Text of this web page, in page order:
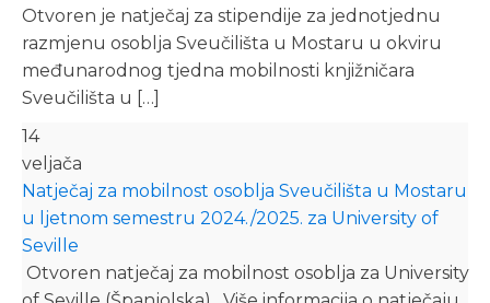
Otvoren je natječaj za stipendije za jednotjednu
razmjenu osoblja Sveučilišta u Mostaru u okviru
međunarodnog tjedna mobilnosti knjižničara
Sveučilišta u […]
14
veljača
Natječaj za mobilnost osoblja Sveučilišta u Mostaru
u ljetnom semestru 2024./2025. za University of
Seville
Otvoren natječaj za mobilnost osoblja za University